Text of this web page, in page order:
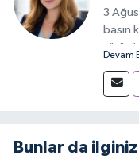
3
basın
Devam
Bunlar da